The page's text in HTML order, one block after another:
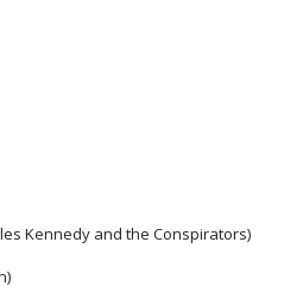
Kennedy and the Conspirators)